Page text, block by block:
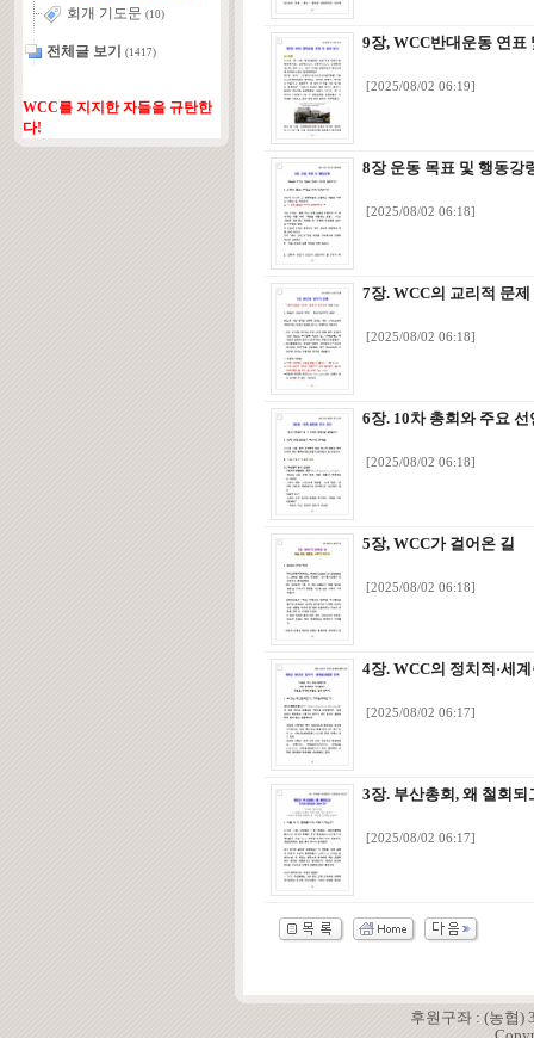
회개 기도문 (10)
전체글 보기 (1417)
WCC를 지지한 자들을 규탄한
다!
9장, WCC반대운동 연표
[2025/08/02 06:19]
8장 운동 목표 및 행동강
[2025/08/02 06:18]
7장. WCC의 교리적 문제
[2025/08/02 06:18]
6장. 10차 총회와 주요 선
[2025/08/02 06:18]
5장, WCC가 걸어온 길
[2025/08/02 06:18]
4장. WCC의 정치적·세
[2025/08/02 06:17]
3장. 부산총회, 왜 철회
[2025/08/02 06:17]
후원구좌 : (농협)